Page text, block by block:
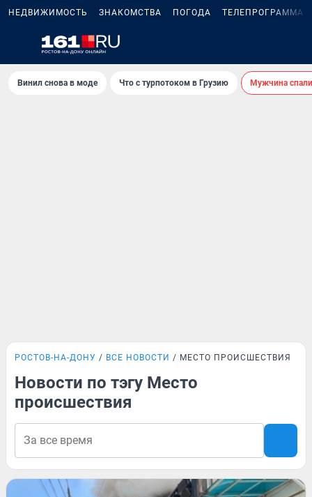
НЕДВИЖИМОСТЬ ЗНАКОМСТВА ПОГОДА ТЕЛЕПРОГРАММА
Винил снова в моде Что с турпотоком в Грузию Мужчина
РОСТОВ-НА-ДОНУ ВСЕ НОВОСТИ МЕСТО ПРОИСШЕСТВИЯ
Новости по тэгу Место
происшествия